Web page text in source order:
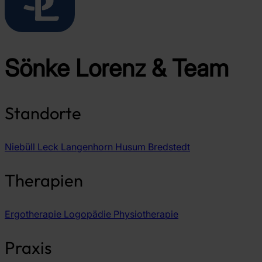
Sönke Lorenz & Team
Standorte
Niebüll Leck Langenhorn Husum Bredstedt
Therapien
Ergotherapie Logopädie Physiotherapie
Praxis